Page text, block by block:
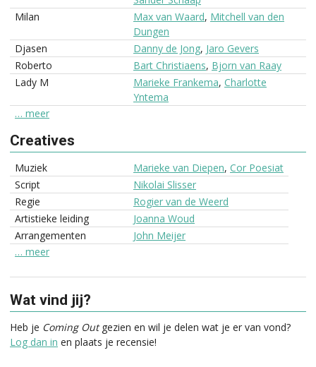
Milan
Max van Waard, Mitchell van den
Dungen
Djasen
Danny de Jong, Jaro Gevers
Roberto
Bart Christiaens, Bjorn van Raay
Lady M
Marieke Frankema, Charlotte
Yntema
… meer
Creatives
Muziek Marieke van Diepen, Cor Poesiat
Script
Nikolai Slisser
Regie
Rogier van de Weerd
Artistieke leiding
Joanna Woud
Arrangementen
John Meijer
… meer
Wat vind jij?
Heb je Coming Outgezien en wil je delen wat je er van vond?
Log dan in en plaats je recensie!